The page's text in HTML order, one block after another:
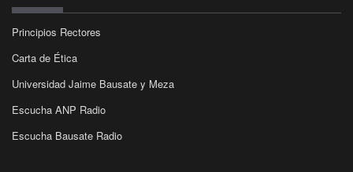
Principios Rectores
Carta de Ética
Universidad Jaime Bausate y Meza
Escucha ANP Radio
Escucha Bausate Radio